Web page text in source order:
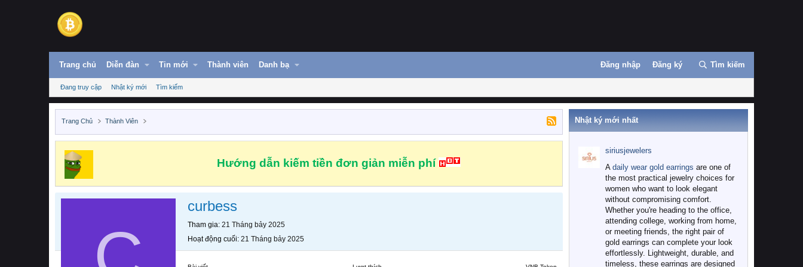
Trang chủ Diễn đàn Tin mới Thành viên Danh bạ Đăng nhập Đăng ký Tìm kiếm
Đang truy cập Nhật ký mới Tìm kiếm
Trang Chủ Thành Viên
Hướng dẫn kiếm tiền đơn giản miễn phí
curbess
Tham gia 21 Tháng bảy 2025
Hoạt động cuối 21 Tháng bảy 2025
Nhật ký mới nhất
siriusjewelers
A daily wear gold earrings are one of
the most practical jewelry choices for
women who want to look elegant
without compromising comfort.
Whether you're heading to the office,
attending college, working from home,
or meeting friends, the right pair of
gold earrings can complete your look
effortlessly. Lightweight, durable, and
timeless, these earrings are designed